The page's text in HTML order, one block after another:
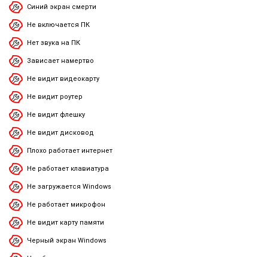
Синий экран смерти
Не включается ПК
Нет звука на ПК
Зависает намертво
Не видит видеокарту
Не видит роутер
Не видит флешку
Не видит дисковод
Плохо работает интернет
Не работает клавиатура
Не загружается Windows
Не работает микрофон
Не видит карту памяти
Черный экран Windows